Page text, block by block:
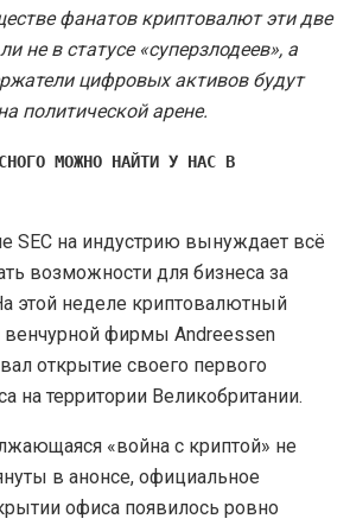
фанатов криптовалют эти две
не в статусе «суперзлодеев», а
цифровых активов будут
политической арене.
МОЖНО НАЙТИ У НАС В
SEC на индустрию вынуждает всё
возможности для бизнеса за
этой неделе криптовалютный
венчурной фирмы Andreessen
открытие своего первого
на территории Великобритании.
«война с криптой» не
в анонсе, официальное
офиса появилось ровно